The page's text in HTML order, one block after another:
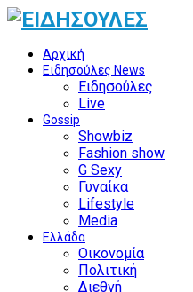
Αρχική
Ειδησούλες News
Ειδησούλες
Live
Gossip
Showbiz
Fashion show
G Sexy
Γυναίκα
Lifestyle
Media
Ελλάδα
Οικονομία
Πολιτική
Διεθνή